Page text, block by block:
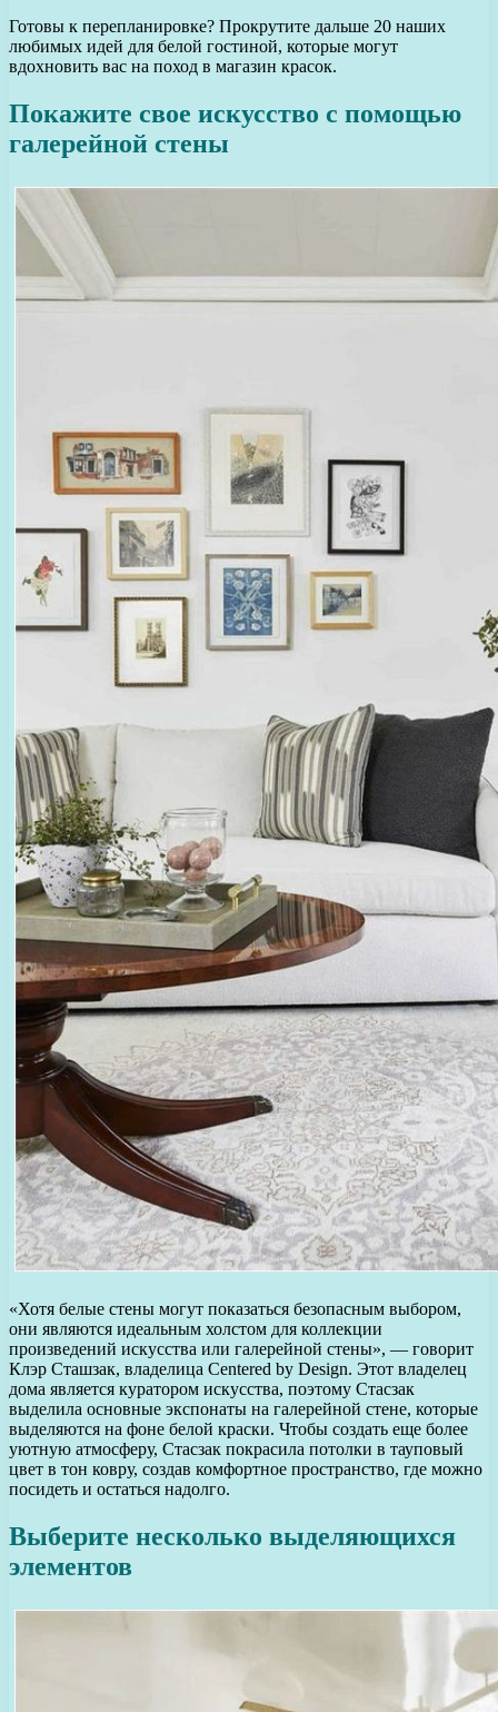
Готовы к перепланировке? Прокрутите дальше 20 наших
любимых идей для белой гостиной, которые могут
вдохновить вас на поход в магазин красок.
Покажите свое искусство с помощью
галерейной стены
«Хотя белые стены могут показаться безопасным выбором,
они являются идеальным холстом для коллекции
произведений искусства или галерейной стены», — говорит
Клэр Сташзак, владелица Centered by Design. Этот владелец
дома является куратором искусства, поэтому Стасзак
выделила основные экспонаты на галерейной стене, которые
выделяются на фоне белой краски. Чтобы создать еще более
уютную атмосферу, Стасзак покрасила потолки в тауповый
цвет в тон ковру, создав комфортное пространство, где можно
посидеть и остаться надолго.
Выберите несколько выделяющихся
элементов